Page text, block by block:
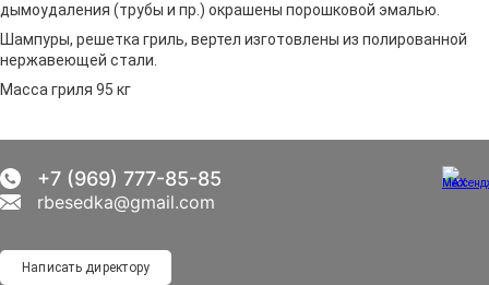
дымоудаления (трубы и пр.) окрашены порошковой эмалью.
Шампуры, решетка гриль, вертел изготовлены из полированной
нержавеющей стали.
Масса гриля 95 кг
Написать директору
+7 (969) 777-85-85
rbesedka@gmail.com